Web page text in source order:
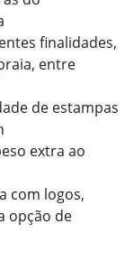
finalidades,
entre
de estampas
extra ao
com logos,
opção de